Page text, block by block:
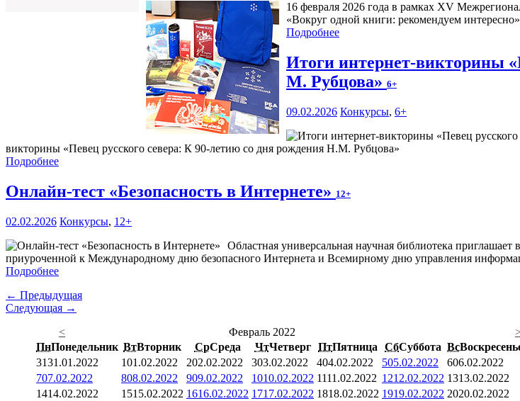
16 февраля 2026 года в рамках XV
«Вокруг одной книги: рекомендуем
Подробнее
Итоги интернет-викторины
М. Рубцова» 6+
09.02.2026 Конкурсы, 6+
викторины «Певец русского севера: К 90-летию со дня рождения Н.М. Рубцова»
Подробнее
Онлайн-тест «Безопасность в Интернете» 12+
02.02.2026 Конкурсы, 12+
Областная универсальная научная библиотека
приуроченной к Международному дню безопасного Интернета и Всемирному дню управления
Подробнее
← Предыдущая
Следующая →
<
Февраль 2022
ПнПонедельник ВтВторник СрСреда ЧтЧетверг ПтПятница СбСуббота Вс
3131.01.2022 101.02.2022 202.02.2022 303.02.2022 404.02.2022 505.02.2022 606.02.2022
707.02.2022 808.02.2022 909.02.2022 1010.02.2022 1111.02.2022 1212.02.2022 1313.02.2022
1414.02.2022 1515.02.2022 1616.02.2022 1717.02.2022 1818.02.2022 1919.02.2022 2020.02.2022